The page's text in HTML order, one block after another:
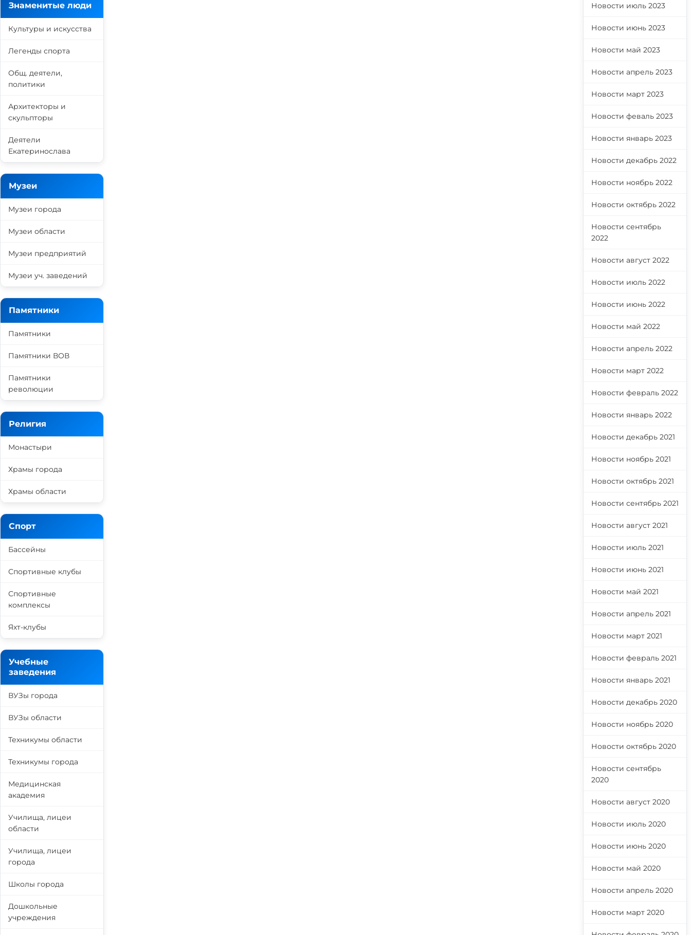
Знаменитые люди
Культуры и искусства
Легенды спорта
Общ. деятели,
политики
Архитекторы и
скульпторы
Деятели
Екатеринослава
Музеи
Музеи города
Музеи области
Музеи предприятий
Музеи уч. заведений
Памятники
Памятники
Памятники ВОВ
Памятники
революции
Религия
Монастыри
Храмы города
Храмы области
Спорт
Бассейны
Спортивные клубы
Спортивные
комплексы
Яхт-клубы
Учебные
заведения
ВУЗы города
ВУЗы области
Техникумы области
Техникумы города
Медицинская
академия
Училища, лицеи
области
Училища, лицеи
города
Школы города
Дошкольные
учреждения
Новости июль 2023
Новости июнь 2023
Новости май 2023
Новости апрель 2023
Новости март 2023
Новости феваль 2023
Новости январь 2023
Новости декабрь 2022
Новости ноябрь 2022
Новости октябрь 2022
Новости сентябрь
2022
Новости август 2022
Новости июль 2022
Новости июнь 2022
Новости май 2022
Новости апрель 2022
Новости март 2022
Новости февраль 2022
Новости январь 2022
Новости декабрь 2021
Новости ноябрь 2021
Новости октябрь 2021
Новости сентябрь 2021
Новости август 2021
Новости июль 2021
Новости июнь 2021
Новости май 2021
Новости апрель 2021
Новости март 2021
Новости февраль 2021
Новости январь 2021
Новости декабрь 2020
Новости ноябрь 2020
Новости октябрь 2020
Новости сентябрь
2020
Новости август 2020
Новости июль 2020
Новости июнь 2020
Новости май 2020
Новости апрель 2020
Новости март 2020